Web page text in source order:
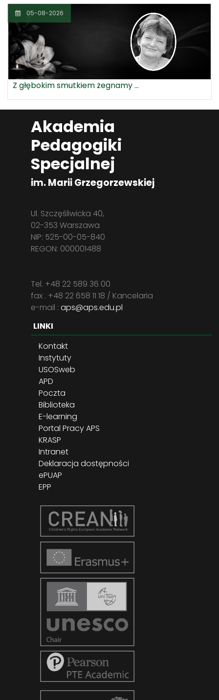
05-08-2026
Z głębokim smutkiem żegnamy ...
Akademia
Pedagogiki
Specjalnej
im. Marii Grzegorzewskiej
Ul. Szczęśliwicka 40,
02-353 Warszawa
NIP: 525-00-05-840
REGON: 000001488
Tel. +48 22 589 36 00
fax . +48 22 658 11 18 / Kancelaria
e-mail : aps@aps.edu.pl
LINKI
Kontakt
Instytuty
USOSweb
APD
Poczta
Biblioteka
E-learning
Portal Pracy APS
KRASP
Intranet
Deklaracja dostępności
ePUAP
EPP